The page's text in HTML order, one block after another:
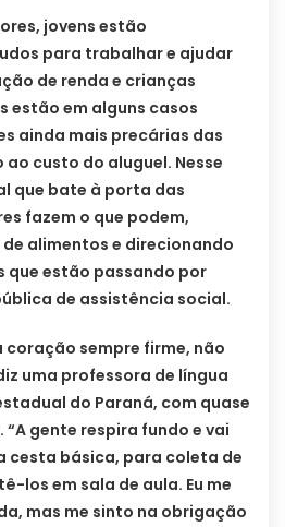
jovens estão
para trabalhar e ajudar
de renda e crianças
estão em alguns casos
ainda mais precárias das
custo do aluguel. Nesse
que bate à porta das
fazem o que podem,
alimentos e direcionando
que estão passando por
de assistência social.
coração sempre firme, não
uma professora de língua
do Paraná, com quase
gente respira fundo e vai
cesta básica, para coleta de
los em sala de aula. Eu me
mas me sinto na obrigação